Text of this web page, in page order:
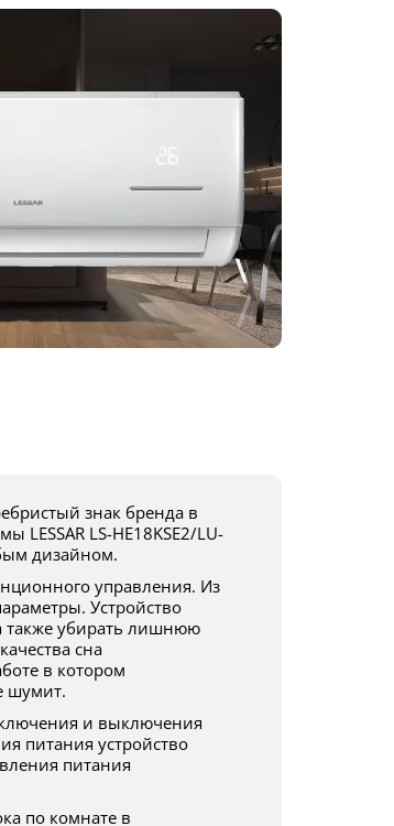
LESSAR LS-HE18KSE2/LU-
дизайном.
Устройство
также убирать лишнюю
сна
в котором
шумит.
питания устройство
питания